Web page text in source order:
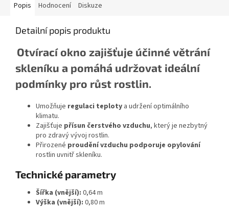
Popis Hodnocení Diskuze
Detailní popis produktu
Otvírací okno zajišťuje účinné větrání
skleníku a pomáhá udržovat ideální
podmínky pro růst rostlin.
Umožňuje regulaci teploty a udržení optimálního
klimatu.
Zajišťuje přísun čerstvého vzduchu, který je nezbytný
pro zdravý vývoj rostlin.
Přirozené proudění vzduchu podporuje opylování
rostlin uvnitř skleníku.
Technické parametry
Šířka (vnější): 0,64 m
Výška (vnější): 0,80 m